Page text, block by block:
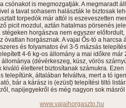
csónakot is megmozgatják. A megmaradt
a tavat sohasem halászták le biztosak
torpedók már attól is eszeveszetten
picit mozdul, aztán hatalmas pörsenés
horgászva nem egyszer
óvatlan horgásznak. A vajai Ős-tó a
és folyamatos évi 3-5 mázsás
4-6 kg-os állomány a mai időkre
(dévérkeszeg, küsz, vörös
kiváló életteret biztosítanak számukra.
telepítünk, általában felváltva, mert a tó
bár a kárász is (ezüst) telepítési tiltó
napijegyekről és még nagyon sok
www.vajaihorgaszto.hu